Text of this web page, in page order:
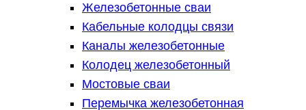
Железобетонные сваи
Кабельные колодцы связи
Каналы железобетонные
Колодец железобетонный
Мостовые сваи
Перемычка железобетонная